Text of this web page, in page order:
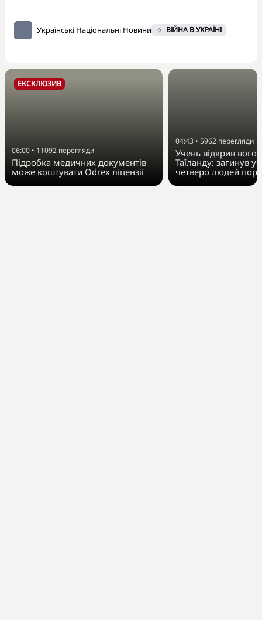
Українські Національні Новини ВІЙНА В УКРАЇНІ
ЕКСКЛЮЗИВ
06:00 • 11092 перегляди
Підробка медичних документів
може коштувати Odrex ліцензії
04:43 • 5962 перегляди
Учень відкрив
Таїланду: загинув
четверо людей